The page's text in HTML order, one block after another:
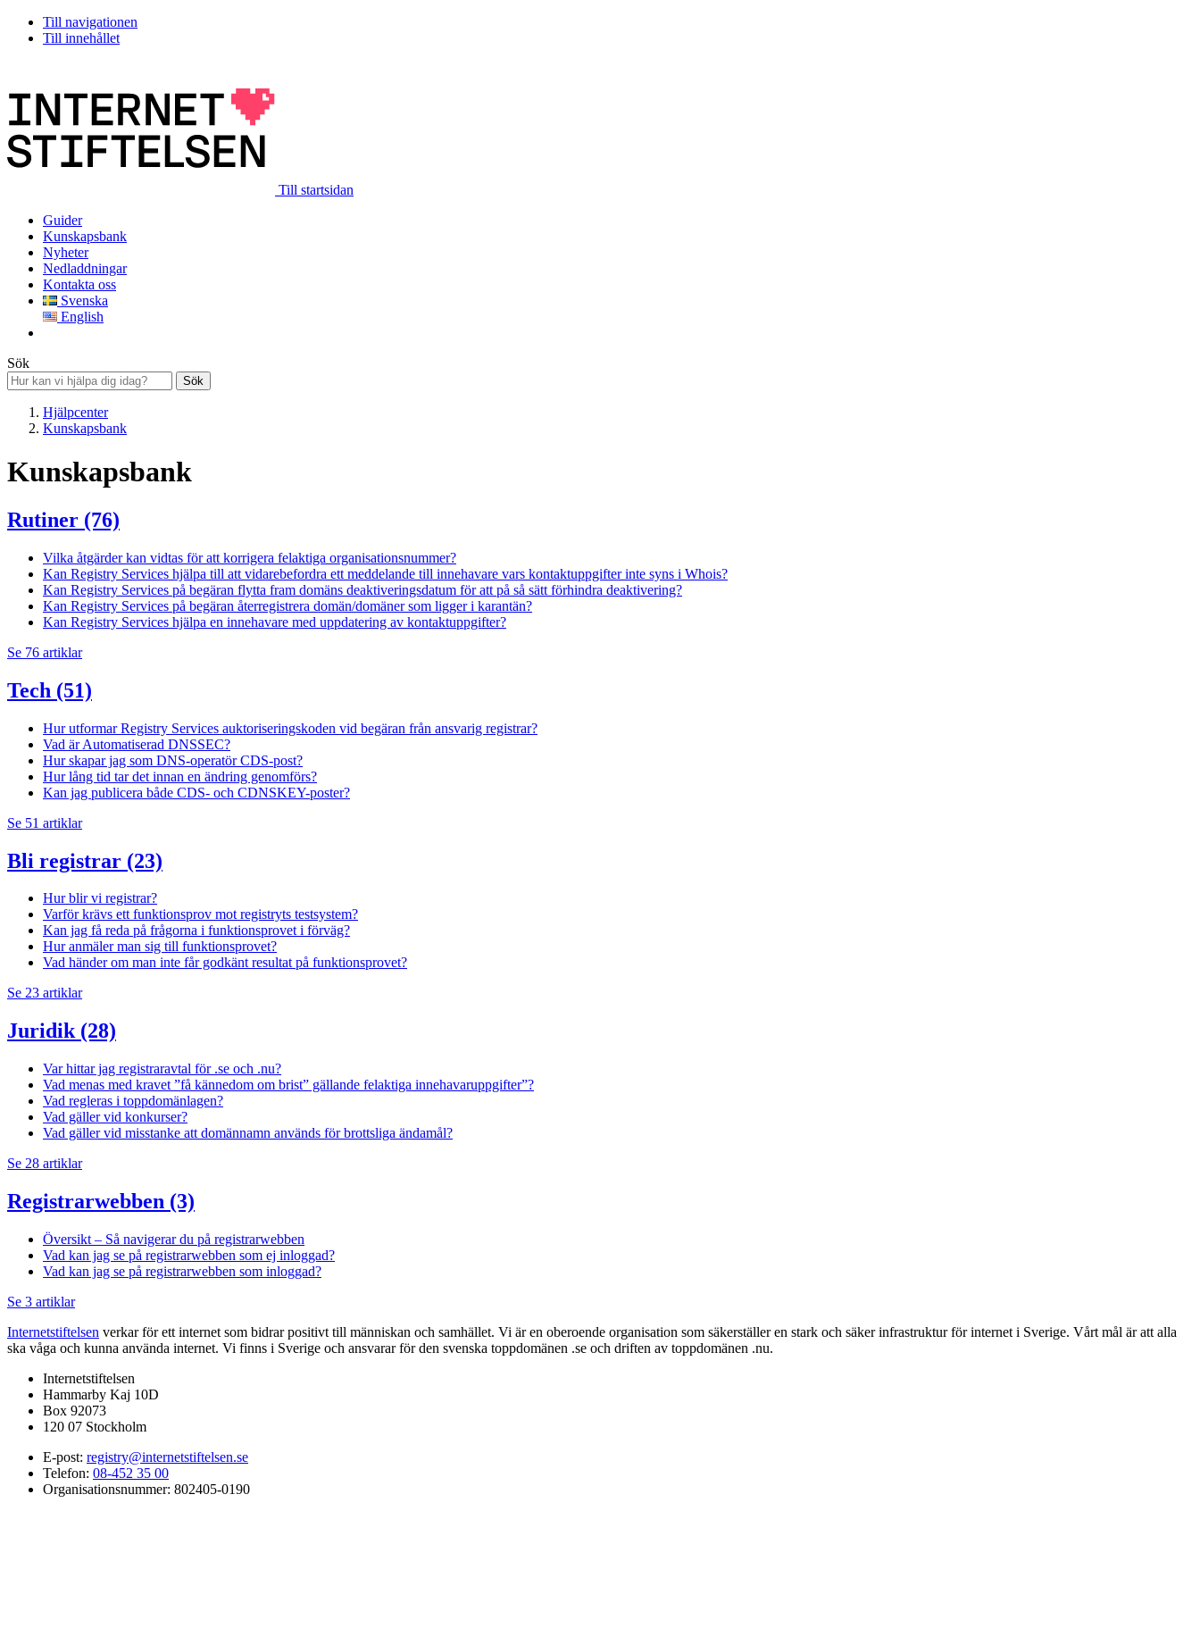
Till navigationen
Till innehållet
Till startsidan
Guider
Kunskapsbank
Nyheter
Nedladdningar
Kontakta oss
Svenska
English
Sök
Sök
Hjälpcenter
Kunskapsbank
Kunskapsbank
Rutiner (76)
Vilka åtgärder kan vidtas för att korrigera felaktiga organisationsnummer?
Kan Registry Services hjälpa till att vidarebefordra ett meddelande till innehavare vars kontaktuppgifter inte syns i Whois?
Kan Registry Services på begäran flytta fram domäns deaktiveringsdatum för att på så sätt förhindra deaktivering?
Kan Registry Services på begäran återregistrera domän/domäner som ligger i karantän?
Kan Registry Services hjälpa en innehavare med uppdatering av kontaktuppgifter?
Se 76 artiklar
Tech (51)
Hur utformar Registry Services auktoriseringskoden vid begäran från ansvarig registrar?
Vad är Automatiserad DNSSEC?
Hur skapar jag som DNS-operatör CDS-post?
Hur lång tid tar det innan en ändring genomförs?
Kan jag publicera både CDS- och CDNSKEY-poster?
Se 51 artiklar
Bli registrar (23)
Hur blir vi registrar?
Varför krävs ett funktionsprov mot registryts testsystem?
Kan jag få reda på frågorna i funktionsprovet i förväg?
Hur anmäler man sig till funktionsprovet?
Vad händer om man inte får godkänt resultat på funktionsprovet?
Se 23 artiklar
Juridik (28)
Var hittar jag registraravtal för .se och .nu?
Vad menas med kravet ”få kännedom om brist” gällande felaktiga innehavaruppgifter”?
Vad regleras i toppdomänlagen?
Vad gäller vid konkurser?
Vad gäller vid misstanke att domännamn används för brottsliga ändamål?
Se 28 artiklar
Registrarwebben (3)
Översikt – Så navigerar du på registrarwebben
Vad kan jag se på registrarwebben som ej inloggad?
Vad kan jag se på registrarwebben som inloggad?
Se 3 artiklar
Internetstiftelsen verkar för ett internet som bidrar positivt till människan och samhället. Vi är en oberoende organisation som säkerställer en stark och säker infrastruktur för internet i Sverige. Vårt mål är att alla
ska våga och kunna använda internet. Vi finns i Sverige och ansvarar för den svenska toppdomänen .se och driften av toppdomänen .nu.
Internetstiftelsen
Hammarby Kaj 10D
Box 92073
120 07 Stockholm
E-post: registry@internetstiftelsen.se
Telefon: 08-452 35 00
Organisationsnummer: 802405-0190